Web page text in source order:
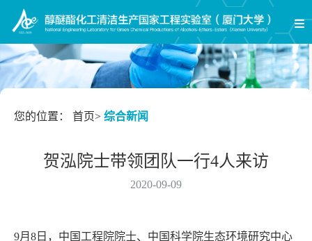
您的位置： 首页> 综合新闻
贺泓院士带领团队一行4人来访
2020-09-09
9月8日，中国工程院院士、中国科学院生态环境研究中心